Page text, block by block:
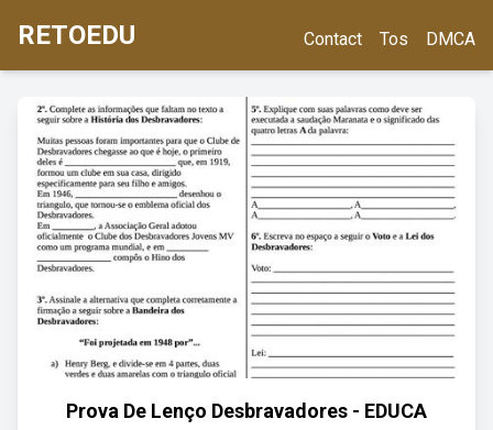
RETOEDU Contact Tos DMCA
Prova De Lenço Desbravadores - EDUCA